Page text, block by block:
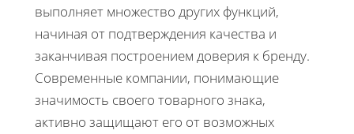
выполняет множество других функций,
начиная от подтверждения качества и
заканчивая построением доверия к бренду.
Современные компании, понимающие
значимость своего товарного знака,
активно защищают его от возможных